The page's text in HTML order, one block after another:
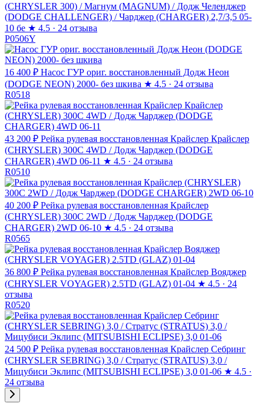
(CHRYSLER 300) / Магнум (MAGNUM) / Додж Челенджер
(DODGE CHALLENGER) / Чарджер (CHARGER) 2,7/3,5 05-
10 бе ★ 4.5 · 24 отзыва
P0506Y
16 400 ₽ Насос ГУР ориг. восстановленный Додж Неон
(DODGE NEON) 2000- без шкива ★ 4.5 · 24 отзыва
R0518
43 200 ₽ Рейка рулевая восстановленная Крайслер Крайслер
(CHRYSLER) 300C 4WD / Додж Чарджер (DODGE
CHARGER) 4WD 06-11 ★ 4.5 · 24 отзыва
R0510
40 200 ₽ Рейка рулевая восстановленная Крайслер
(CHRYSLER) 300C 2WD / Додж Чарджер (DODGE
CHARGER) 2WD 06-10 ★ 4.5 · 24 отзыва
R0565
36 800 ₽ Рейка рулевая восстановленная Крайслер Вояджер
(CHRYSLER VOYAGER) 2.5TD (GLAZ) 01-04 ★ 4.5 · 24
отзыва
R0520
24 500 ₽ Рейка рулевая восстановленная Крайслер Себринг
(CHRYSLER SEBRING) 3,0 / Стратус (STRATUS) 3,0 /
Мицубиси Эклипс (MITSUBISHI ECLIPSE) 3,0 01-06 ★ 4.5 ·
24 отзыва